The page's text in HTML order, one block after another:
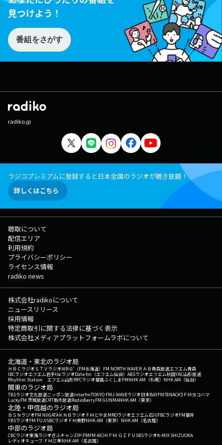
見つけよう！
番組をさがす
radiko.jp
ラジコプレミアムに登録すると日本全国のラジオが聴き放題！
詳しくはこちら
聴取について
配信エリア
利用規約
プライバシーポリシー
ライセンス情報
radiko news
株式会社radikoについて
ニュースリリース
採用情報
特定商取引に関する法律に基づく表示
株式会社メディアプラットフォームラボについて
北海道・東北のラジオ局
ＨＢＣラジオＳＴＶラジオAIR-G'（FM北海道） FM NORTH WAVEＲＡＢ青森放送エフエム青森
IBCラジオエフエム岩手tbcラジオDate fm（エフエム仙台） ABSラジオエフエム秋田YBC山形放送
Rhythm Station エフエム山形RFCラジオ福島ふくしまFMNHK AM（札幌） NHK AM（仙台）
関東のラジオ局
TBSラジオ文化放送ニッポン放送interfmTOKYO FMJ-WAVEラジオ日本BAYFM78NACK5 ＦＭヨコハマ
LuckyFM 茨城放送CRT栃木放送RadioBerryFM GUNMANHK AM（東京）
北陸・甲信越のラジオ局
ＢＳＮラジオFM NIIGATAＫＮＢラジオ ＦＭとやまMROラジオエフエム石川FBCラジオFM福井
YBSラジオFM FUJISBCラジオ ＦＭ長野NHK AM（東京） NHK AM（名古屋）
中部のラジオ局
CBCラジオ東海ラジオぎふチャンZIP-FMFM AICHI ＦＭ ＧＩＦＵ SBSラジオK-MIX SHIZUOKA
レディオキューブ ＦＭ三重NHK AM（名古屋）